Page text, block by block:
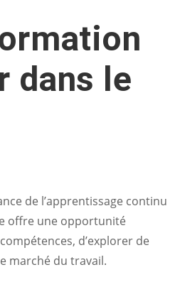
dans le
de l’apprentissage continu
offre une opportunité
d’explorer de
marché du travail.